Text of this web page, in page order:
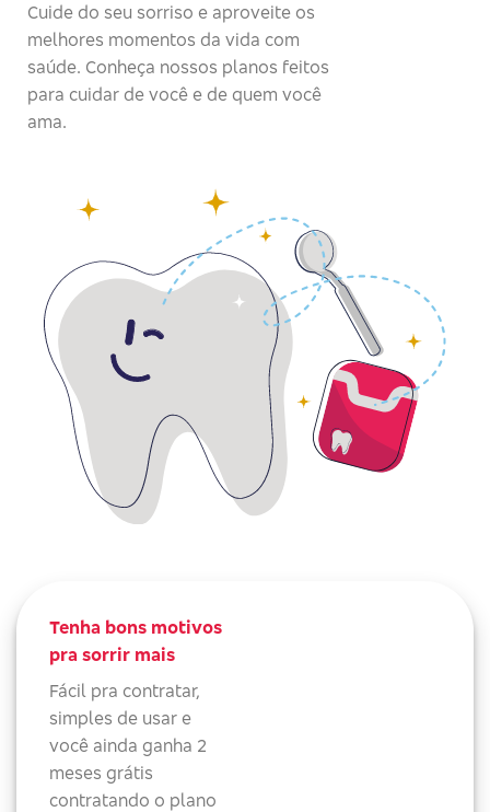
Cuide do seu sorriso e aproveite os
melhores momentos da vida com
saúde. Conheça nossos planos feitos
para cuidar de você e de quem você
ama.
Tenha bons motivos
pra sorrir mais
Fácil pra contratar,
simples de usar e
você ainda ganha 2
meses grátis
contratando o plano